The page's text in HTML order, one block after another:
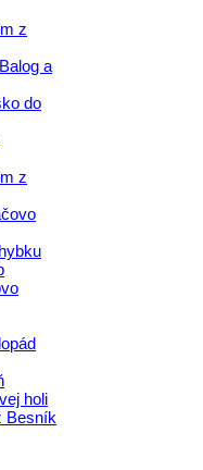
z
a
do
z
holi
Besník